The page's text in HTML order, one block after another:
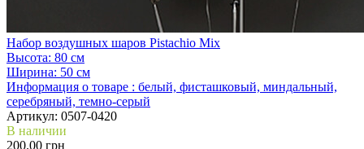
Набор воздушных шаров Pistachio Mix
Высота: 80 см
Ширина: 50 см
Информация о товаре : белый, фисташковый, миндальный,
серебряный, темно-серый
Артикул: 0507-0420
В наличии
200.00 грн